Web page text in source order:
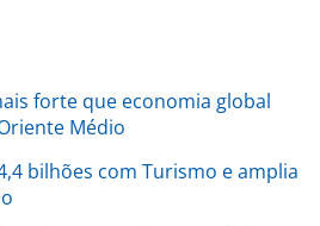
forte que economia global
Médio
bilhões com Turismo e amplia